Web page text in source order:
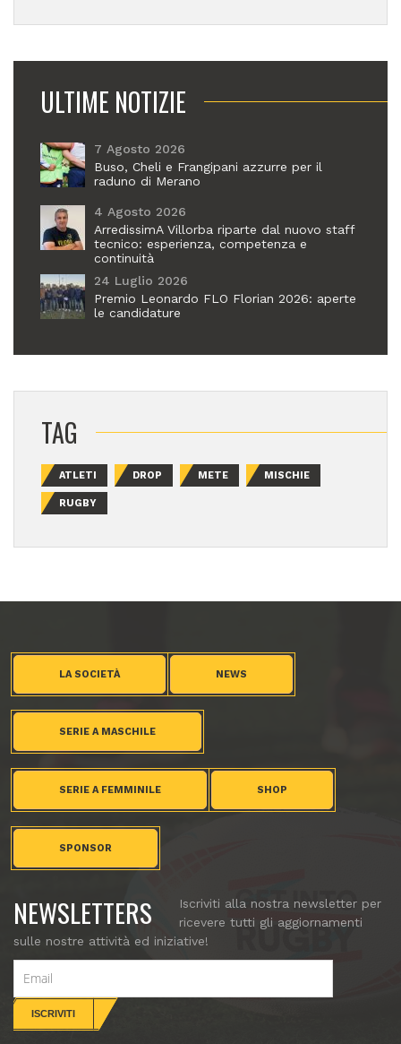
ULTIME NOTIZIE
7 Agosto 2026
Buso, Cheli e Frangipani azzurre per il
raduno di Merano
4 Agosto 2026
ArredissimA Villorba riparte dal nuovo staff
tecnico: esperienza, competenza e
continuità
24 Luglio 2026
Premio Leonardo FLO Florian 2026: aperte
le candidature
TAG
ATLETI DROP METE MISCHIE
RUGBY
LA SOCIETÀ NEWS
SERIE A MASCHILE
SERIE A FEMMINILE SHOP
SPONSOR
NEWSLETTERS
Iscriviti alla nostra newsletter per
ricevere tutti gli aggiornamenti
sulle nostre attività ed iniziative!